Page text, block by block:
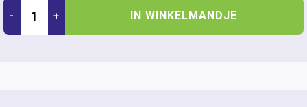
- + IN WINKELMANDJE